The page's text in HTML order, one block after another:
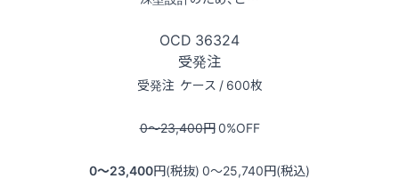
OCD 36324
受発注
受発注 ケース / 600枚
0〜23,400円0%OFF
0〜23,400円(税抜) 0〜25,740円(税込)